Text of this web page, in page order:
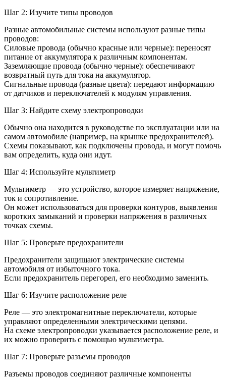
Шаг 2: Изучите типы проводов
Разные автомобильные системы используют разные типы
проводов:
Силовые провода (обычно красные или черные): переносят
питание от аккумулятора к различным компонентам.
Заземляющие провода (обычно черные): обеспечивают
возвратный путь для тока на аккумулятор.
Сигнальные провода (разные цвета): передают информацию
от датчиков и переключателей к модулям управления.
Шаг 3: Найдите схему электропроводки
Обычно она находится в руководстве по эксплуатации или на
самом автомобиле (например, на крышке предохранителей).
Схемы показывают, как подключены провода, и могут помочь
вам определить, куда они идут.
Шаг 4: Используйте мультиметр
Мультиметр — это устройство, которое измеряет напряжение,
ток и сопротивление.
Он может использоваться для проверки контуров, выявления
коротких замыканий и проверки напряжения в различных
точках схемы.
Шаг 5: Проверьте предохранители
Предохранители защищают электрические системы
автомобиля от избыточного тока.
Если предохранитель перегорел, его необходимо заменить.
Шаг 6: Изучите расположение реле
Реле — это электромагнитные переключатели, которые
управляют определенными электрическими цепями.
На схеме электропроводки указывается расположение реле, и
их можно проверить с помощью мультиметра.
Шаг 7: Проверьте разъемы проводов
Разъемы проводов соединяют различные компоненты